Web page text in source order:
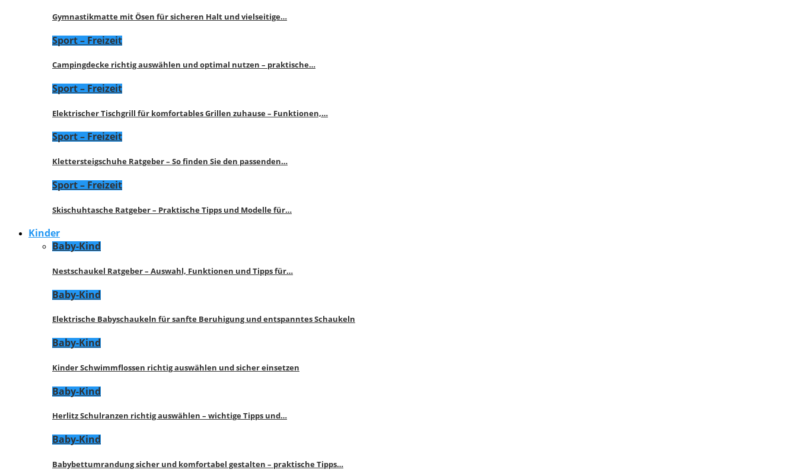
Gymnastikmatte mit Ösen für sicheren Halt und vielseitige…
Sport – Freizeit
Campingdecke richtig auswählen und optimal nutzen – praktische…
Sport – Freizeit
Elektrischer Tischgrill für komfortables Grillen zuhause – Funktionen,…
Sport – Freizeit
Klettersteigschuhe Ratgeber – So finden Sie den passenden…
Sport – Freizeit
Skischuhtasche Ratgeber – Praktische Tipps und Modelle für…
Kinder
Baby-Kind
Nestschaukel Ratgeber – Auswahl, Funktionen und Tipps für…
Baby-Kind
Elektrische Babyschaukeln für sanfte Beruhigung und entspanntes Schaukeln
Baby-Kind
Kinder Schwimmflossen richtig auswählen und sicher einsetzen
Baby-Kind
Herlitz Schulranzen richtig auswählen – wichtige Tipps und…
Baby-Kind
Babybettumrandung sicher und komfortabel gestalten – praktische Tipps…